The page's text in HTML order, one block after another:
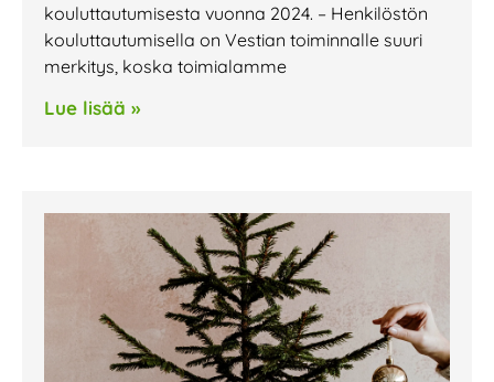
kouluttautumisesta vuonna 2024. – Henkilöstön
kouluttautumisella on Vestian toiminnalle suuri
merkitys, koska toimialamme
Lue lisää »